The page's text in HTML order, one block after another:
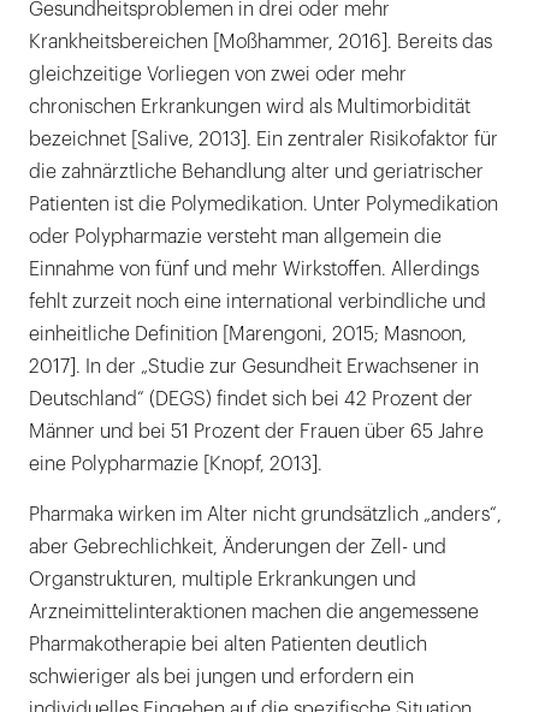
Gesundheitsproblemen in drei oder mehr
Krankheitsbereichen [Moßhammer, 2016]. Bereits das
gleichzeitige Vorliegen von zwei oder mehr
chronischen Erkrankungen wird als Multimorbidität
bezeichnet [Salive, 2013]. Ein zentraler Risikofaktor für
die zahnärztliche Behandlung alter und geriatrischer
Patienten ist die Polymedikation. Unter Polymedikation
oder Polypharmazie versteht man allgemein die
Einnahme von fünf und mehr Wirkstoffen. Allerdings
fehlt zurzeit noch eine international verbindliche und
einheitliche Definition [Marengoni, 2015; Masnoon,
2017]. In der „Studie zur Gesundheit Erwachsener in
Deutschland“ (DEGS) findet sich bei 42 Prozent der
Männer und bei 51 Prozent der Frauen über 65 Jahre
eine Polypharmazie [Knopf, 2013].
Pharmaka wirken im Alter nicht grundsätzlich „anders“,
aber Gebrechlichkeit, Änderungen der Zell- und
Organstrukturen, multiple Erkrankungen und
Arzneimittelinteraktionen machen die angemessene
Pharmakotherapie bei alten Patienten deutlich
schwieriger als bei jungen und erfordern ein